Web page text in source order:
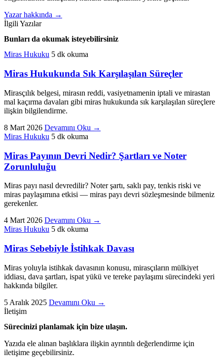
Yazar hakkında →
İlgili Yazılar
Bunları da okumak isteyebilirsiniz
Miras Hukuku 5 dk okuma
Miras Hukukunda Sık Karşılaşılan Süreçler
Mirasçılık belgesi, mirasın reddi, vasiyetnamenin iptali ve mirastan
mal kaçırma davaları gibi miras hukukunda sık karşılaşılan süreçlere
ilişkin bilgilendirme.
8 Mart 2026 Devamını Oku →
Miras Hukuku 5 dk okuma
Miras Payının Devri Nedir? Şartları ve Noter
Zorunluluğu
Miras payı nasıl devredilir? Noter şartı, saklı pay, tenkis riski ve
miras paylaşımına etkisi — miras payı devri sözleşmesinde bilmeniz
gerekenler.
4 Mart 2026 Devamını Oku →
Miras Hukuku 5 dk okuma
Miras Sebebiyle İstihkak Davası
Miras yoluyla istihkak davasının konusu, mirasçıların mülkiyet
iddiası, dava şartları, ispat yükü ve tereke paylaşımı sürecindeki yeri
hakkında bilgiler.
5 Aralık 2025 Devamını Oku →
İletişim
Sürecinizi planlamak için bize ulaşın.
Yazıda ele alınan başlıklara ilişkin ayrıntılı değerlendirme için
iletişime geçebilirsiniz.